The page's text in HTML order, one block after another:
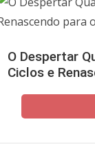
O Despertar
Ciclos e